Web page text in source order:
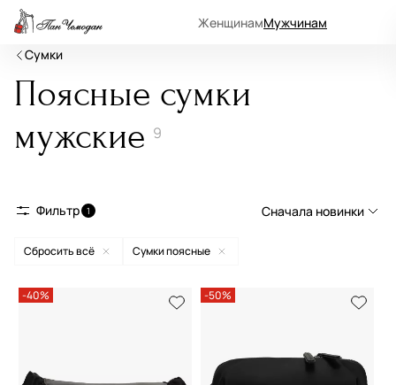
ЖенщинамМужчинам
Сумки
Поясные сумки
мужские 9
Фильтр 1 Сначала новинки
Сначала популярные
По убыванию цены
Сбросить всё Сумки поясные
-40% -50%